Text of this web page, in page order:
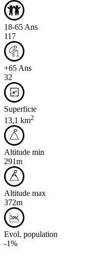
18-65 Ans
117
+65 Ans
32
Superficie
13,1 km2
Altitude min
291m
Altitude max
372m
Evol. population
-1%